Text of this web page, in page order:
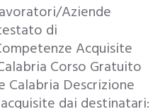
Aziende
di
Acquisite
Corso Gratuito
Calabria Descrizione
dai destinatari: